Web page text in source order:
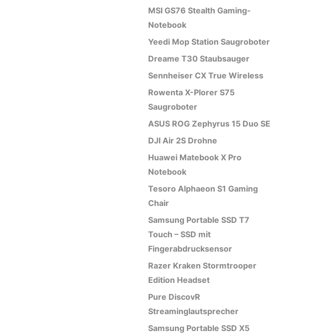
MSI GS76 Stealth Gaming-
Notebook
Yeedi Mop Station Saugroboter
Dreame T30 Staubsauger
Sennheiser CX True Wireless
Rowenta X-Plorer S75
Saugroboter
ASUS ROG Zephyrus 15 Duo SE
DJI Air 2S Drohne
Huawei Matebook X Pro
Notebook
Tesoro Alphaeon S1 Gaming
Chair
Samsung Portable SSD T7
Touch – SSD mit
Fingerabdrucksensor
Razer Kraken Stormtrooper
Edition Headset
Pure DiscovR
Streaminglautsprecher
Samsung Portable SSD X5